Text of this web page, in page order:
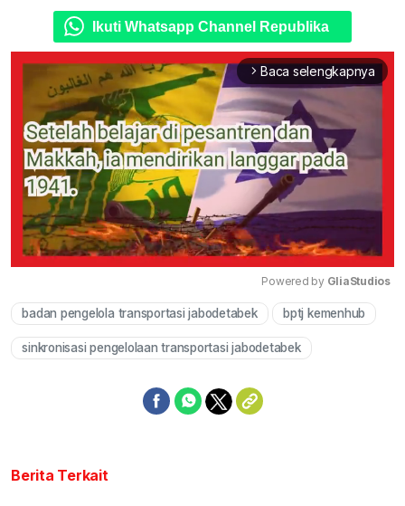
Ikuti Whatsapp Channel Republika
arrow_forward_ios Baca selengkapnya
Mute
Powered by GliaStudios
badan pengelola transportasi jabodetabek bptj kemenhub
sinkronisasi pengelolaan transportasi jabodetabek
Berita Terkait